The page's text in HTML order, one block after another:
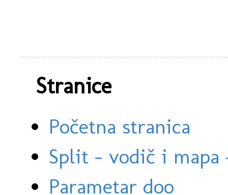
Stranice
Početna stranica
Split - vodič i
Parametar doo